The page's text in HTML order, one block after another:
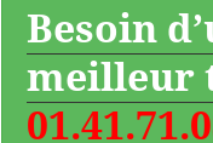
Besoin
meilleur